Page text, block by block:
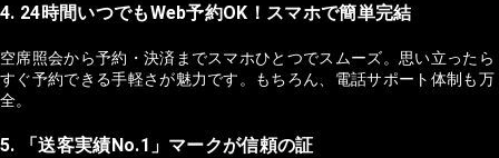
4. 24時間いつでもWeb予約OK！スマホで簡単完結
空席照会から予約・決済までスマホひとつでスムーズ。思い立ったら
すぐ予約できる手軽さが魅力です。もちろん、電話サポート体制も万
全。
5. 「送客実績No.1」マークが信頼の証